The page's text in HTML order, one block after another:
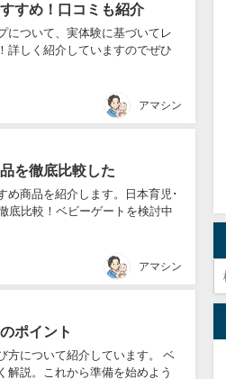
すめ！口コミも紹介
について、実体験に基づいてレ
詳しく紹介していますのでぜひ
アマシン
を徹底比較した
め商品を紹介します。日本育児･
底比較！ベビーゲートを検討中
アマシン
ポイント
方について紹介しています。 ベ
解説。これから準備を始めよう